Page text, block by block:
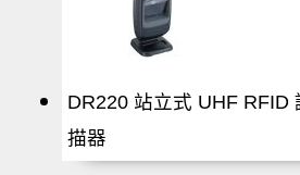
DR220 站立式 UHF RFID
描器